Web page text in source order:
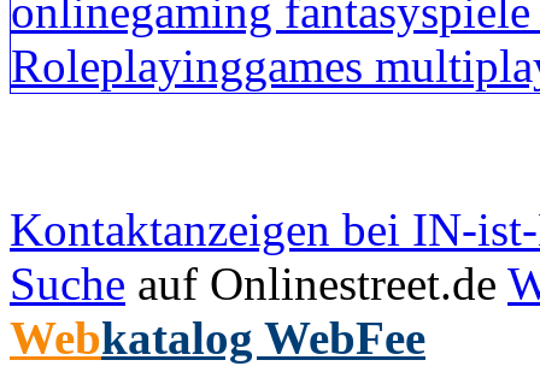
Kontaktanzeigen bei IN-
Suche auf Onlinestreet.de
Webkatalog WebFee